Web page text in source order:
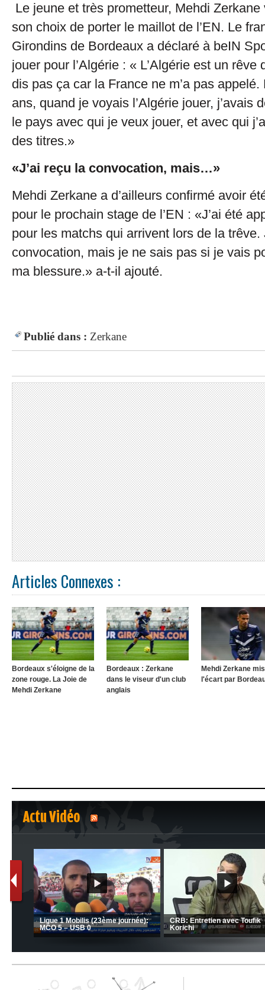
Le jeune et très prometteur, Mehdi
son choix de porter le maillot de l’EN. Le
Girondins de Bordeaux a déclaré à beIN
jouer pour l’Algérie : « L’Algérie est un rêve
dis pas ça car la France ne m’a pas appelé.
ans, quand je voyais l’Algérie jouer, j’avais
le pays avec qui je veux jouer, et avec qui
des titres.»
«J’ai reçu la convocation, mais…»
Mehdi Zerkane a d’ailleurs confirmé avoir
pour le prochain stage de l’EN : «J’ai été
pour les matchs qui arrivent lors de la trêve.
convocation, mais je ne sais pas si je vais
ma blessure.» a-t-il ajouté.
Publié dans : Zerkane
Articles Connexes :
Bordeaux s'éloigne de la
zone rouge. La Joie de
Mehdi Zerkane
Bordeaux : Zerkane
dans le viseur d'un club
anglais
Mehdi Zerkane
l'écart par
Actu Vidéo
1 2
CRB: Entretien avec Toufik
Korichi
Ligue 1 Mobilis (23ème journée):
MCO 5 – USB 0